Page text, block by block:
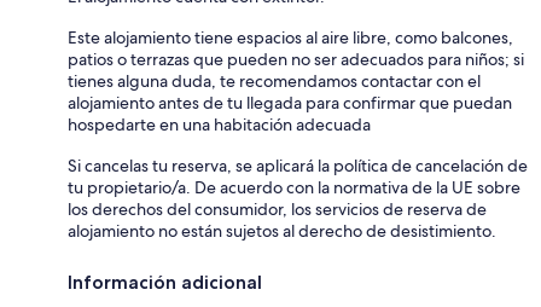
Este alojamiento tiene espacios al aire libre, como balcones,
patios o terrazas que pueden no ser adecuados para niños; si
tienes alguna duda, te recomendamos contactar con el
alojamiento antes de tu llegada para confirmar que puedan
hospedarte en una habitación adecuada
Si cancelas tu reserva, se aplicará la política de cancelación de
tu propietario/a. De acuerdo con la normativa de la UE sobre
los derechos del consumidor, los servicios de reserva de
alojamiento no están sujetos al derecho de desistimiento.
Información adicional